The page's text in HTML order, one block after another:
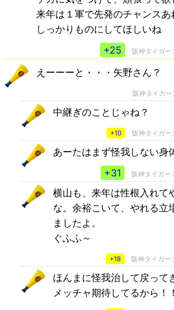
来年は１軍で先発のチャンスあ
しっかりものにしてほしいね
+25
阪神タイガー
えーーーと・・・矢野さん？
阪神タイガー
中継ぎのことじゃね？
+10 阪神タイガー
あーたはまず怪我しない身
+31
阪神タイガー
横山も、来年は性根入れて
な。余裕こいて、やれる立
ましたよ。
ぐふふ～
+18 阪神タイガー
ほんまに怪我治して戻って
メッチャ期待してるから！！